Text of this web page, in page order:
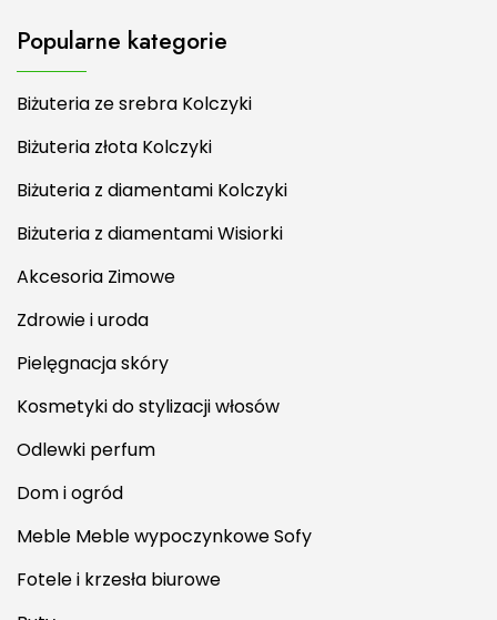
Popularne kategorie
Biżuteria ze srebra Kolczyki
Biżuteria złota Kolczyki
Biżuteria z diamentami Kolczyki
Biżuteria z diamentami Wisiorki
Akcesoria Zimowe
Zdrowie i uroda
Pielęgnacja skóry
Kosmetyki do stylizacji włosów
Odlewki perfum
Dom i ogród
Meble Meble wypoczynkowe Sofy
Fotele i krzesła biurowe